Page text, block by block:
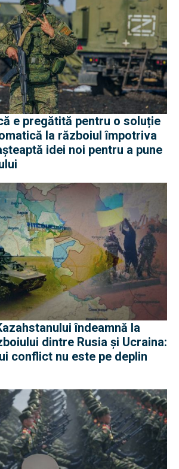
e pregătită pentru o soluție
la războiul împotriva
idei noi pentru a pune
îndeamnă la
dintre Rusia și Ucraina:
conflict nu este pe deplin